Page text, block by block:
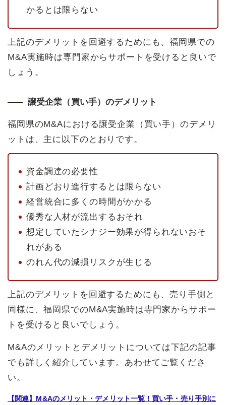
かるとは限らない
上記のデメリットを回避するためにも、福岡県での
M&A実施時は専門家からサポートを受けると良いで
しょう。
譲受企業（買い手）のデメリット
福岡県のM&Aにおける譲受企業（買い手）のデメリ
ットは、主に以下のとおりです。
資金調達の必要性
計画どおり進行するとは限らない
経営統合に多くの時間がかかる
優秀な人材が流出するおそれ
想定していたシナジー効果が得られないおそ
れがある
のれん代の減損リスクが生じる
上記のデメリットを回避するためにも、売り手側と
同様に、福岡県でのM&A実施時は専門家からサポー
トを受けると良いでしょう。
M&Aのメリットとデメリットについては下記の記事
でも詳しく紹介しています。あわせてご覧くださ
い。
【関連】M&Aのメリット・デメリット一覧！買い手・売り手別に